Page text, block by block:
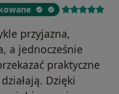
przyjazna,
a jednocześnie
praktyczne
Dzięki